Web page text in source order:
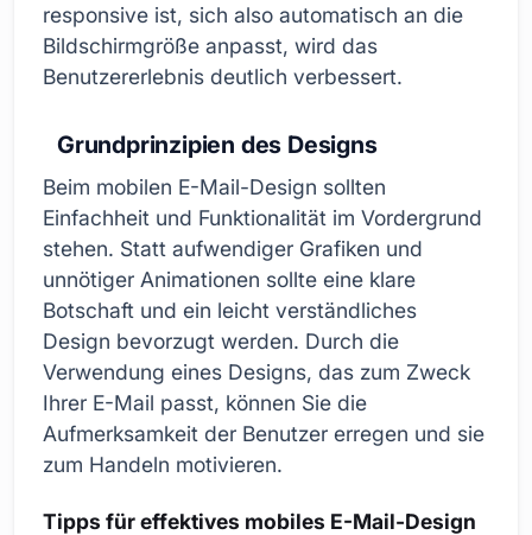
responsive ist, sich also automatisch an die
Bildschirmgröße anpasst, wird das
Benutzererlebnis deutlich verbessert.
Grundprinzipien des Designs
Beim mobilen E-Mail-Design sollten
Einfachheit und Funktionalität im Vordergrund
stehen. Statt aufwendiger Grafiken und
unnötiger Animationen sollte eine klare
Botschaft und ein leicht verständliches
Design bevorzugt werden. Durch die
Verwendung eines Designs, das zum Zweck
Ihrer E-Mail passt, können Sie die
Aufmerksamkeit der Benutzer erregen und sie
zum Handeln motivieren.
Tipps für effektives mobiles E-Mail-Design